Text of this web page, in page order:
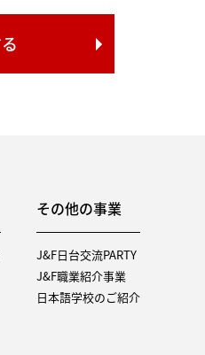
その他の事業
J&F日台交流PARTY
J&F職業紹介事業
日本語学校のご紹介